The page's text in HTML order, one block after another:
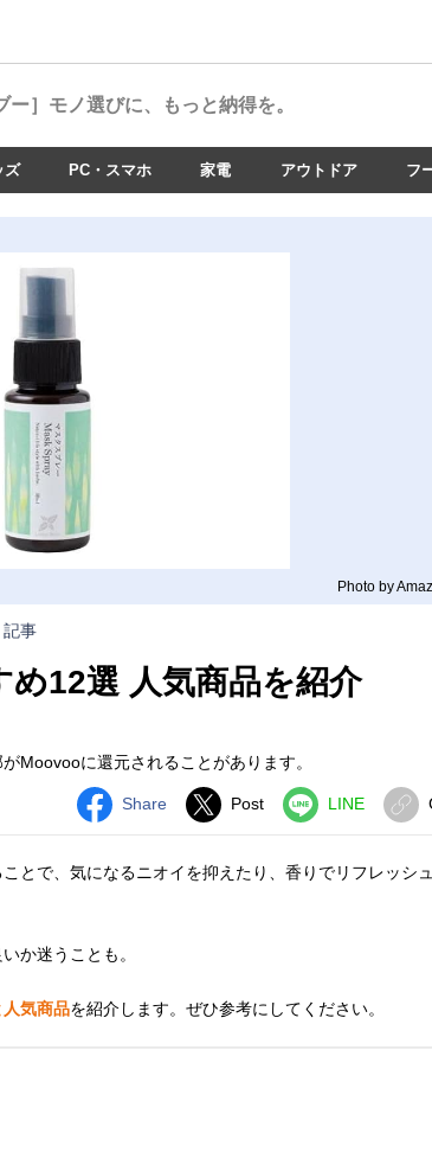
ー］ モノ選びに、もっと納得を。
ズ PC・スマホ 家電 アウトドア フ
Photo by
記事
12選 人気商品を紹介
Moovooに還元されることがあります。
Share Post LINE
とで、気になるニオイを抑えたり、香りでリフレッシ
か迷うことも。
気商品を紹介します。ぜひ参考にしてください。